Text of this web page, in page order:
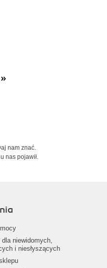
nam znać.
nas pojawił.
dla niewidomych,
i niesłyszących